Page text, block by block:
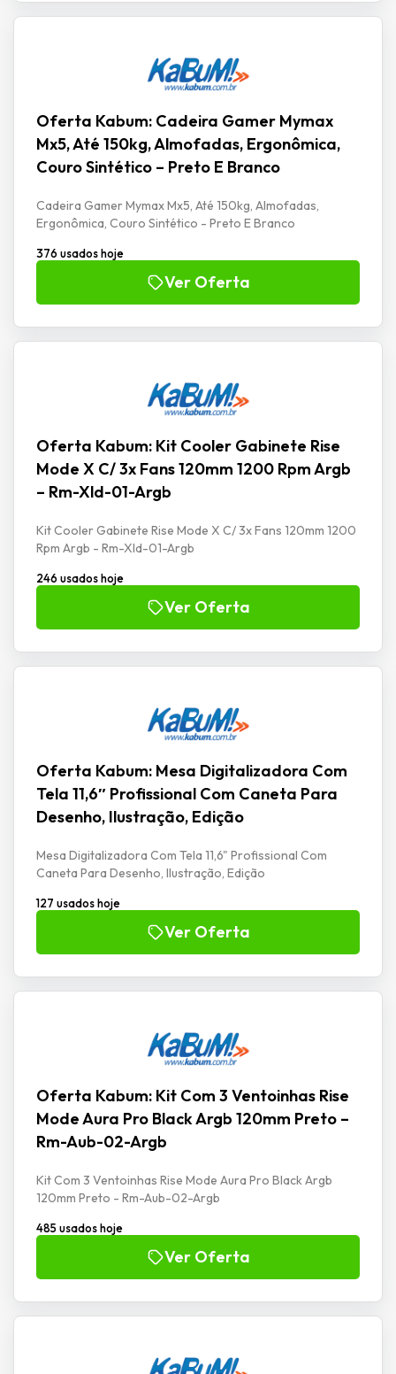
Oferta Kabum: Cadeira Gamer Mymax
Mx5, Até 150kg, Almofadas, Ergonômica,
Couro Sintético – Preto E Branco
Cadeira Gamer Mymax Mx5, Até 150kg, Almofadas,
Ergonômica, Couro Sintético - Preto E Branco
376 usados hoje
Ver Oferta
Oferta Kabum: Kit Cooler Gabinete Rise
Mode X C/ 3x Fans 120mm 1200 Rpm Argb
– Rm-Xld-01-Argb
Kit Cooler Gabinete Rise Mode X C/ 3x Fans 120mm 1200
Rpm Argb - Rm-Xld-01-Argb
246 usados hoje
Ver Oferta
Oferta Kabum: Mesa Digitalizadora Com
Tela 11,6″ Profissional Com Caneta Para
Desenho, Ilustração, Edição
Mesa Digitalizadora Com Tela 11,6" Profissional Com
Caneta Para Desenho, Ilustração, Edição
127 usados hoje
Ver Oferta
Oferta Kabum: Kit Com 3 Ventoinhas Rise
Mode Aura Pro Black Argb 120mm Preto –
Rm-Aub-02-Argb
Kit Com 3 Ventoinhas Rise Mode Aura Pro Black Argb
120mm Preto - Rm-Aub-02-Argb
485 usados hoje
Ver Oferta